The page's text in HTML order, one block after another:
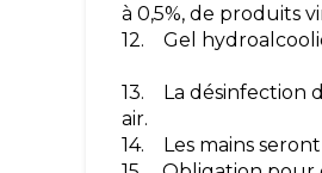
à 0,5%, de produits
12. Gel
13. La désinfection
air.
14. Les mains